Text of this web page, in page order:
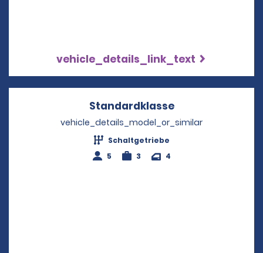
vehicle_details_link_text
StandardklasseOpens in a new
vehicle_details_model_or_similar
Schaltgetriebe
5
3 4